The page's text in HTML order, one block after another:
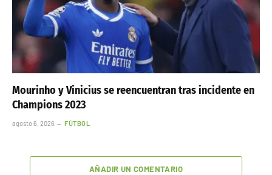
Mourinho y Vinicius se reencuentran tras incidente en
Champions 2023
agosto 6, 2026 FÚTBOL
AÑADIR UN COMENTARIO